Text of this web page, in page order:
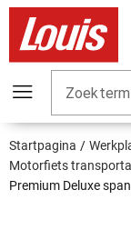
Zoekterm
Startpagina
Motorfiets
Premium Deluxe